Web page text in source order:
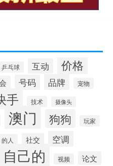
乒乓球 互动 价格
号码 品牌 宠物
手 技术 摄像头
澳门 狗狗 玩家
的人 社交 空调
自己的 视频 论文